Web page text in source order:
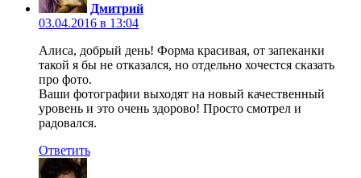
Дмитрий
03.04.2016 в 13:04
Алиса, добрый день! Форма красивая, от запеканки
такой я бы не отказался, но отдельно хочестся сказать
про фото.
Ваши фотографии выходят на новый качественный
уровень и это очень здорово! Просто смотрел и
радовался.
Ответить